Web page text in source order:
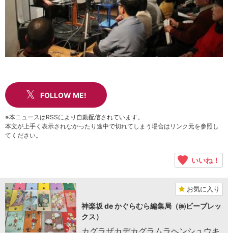
FOLLOW ME!
※本ニュースはRSSにより自動配信されています。
本文が上手く表示されなかったり途中で切れてしまう場合はリンク元を参照し
てください。
いいね！
お気に入り
神楽坂 de かぐらむら編集局（㈱ビーブレッ
クス）